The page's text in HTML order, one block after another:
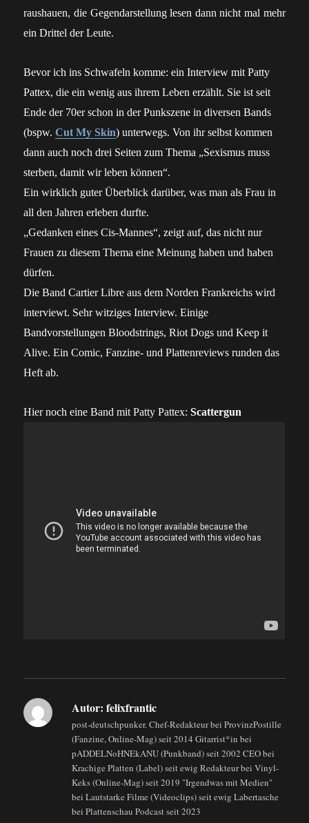
raushauen, die Gegendarstellung lesen dann nicht mal mehr
ein Drittel der Leute.
Bevor ich ins Schwafeln komme: ein Interview mit Patty
Pattex, die ein wenig aus ihrem Leben erzählt. Sie ist seit
Ende der 70er schon in der Punkszene in diversen Bands
(bspw.Cut My Skin) unterwegs. Von ihr selbst kommen
dann auch noch drei Seiten zum Thema „Sexismus muss
sterben, damit wir leben können“.
Ein wirklich guter Überblick darüber, was man als Frau in
all den Jahren erleben durfte.
„Gedanken eines Cis-Mannes“, zeigt auf, das nicht nur
Frauen zu diesem Thema eine Meinung haben und haben
dürfen.
Die Band Cartier Libre aus dem Norden Frankreichs wird
interviewt. Sehr witziges Interview. Einige
Bandvorstellungen Bloodstrings, Riot Dogs und Keep it
Alive. Ein Comic, Fanzine- und Plattenreviews runden das
Heft ab.
Hier noch eine Band mit Patty Pattex:Scattergun
Autor: felixfrantic
post-deutschpunker. Chef-Redakteur bei ProvinzPostille
(Fanzine, Online-Mag) seit 2014 Gitarrist*in bei
pADDELNoHNEkANU (Punkband) seit 2002 CEO bei
Krachige Platten (Label) seit ewig Redakteur bei Vinyl-
Keks (Online-Mag) seit 2019 "Irgendwas mit Medien"
bei Lautstarke Filme (Videoclips) seit ewig Labertasche
bei Plattenschau Podcast seit 2023